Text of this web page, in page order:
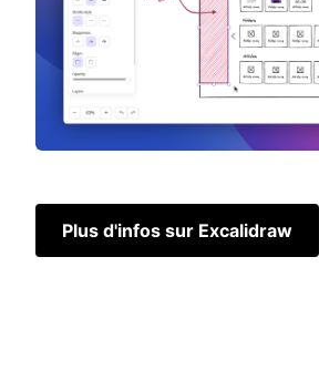
Plus d'infos sur Excalidraw